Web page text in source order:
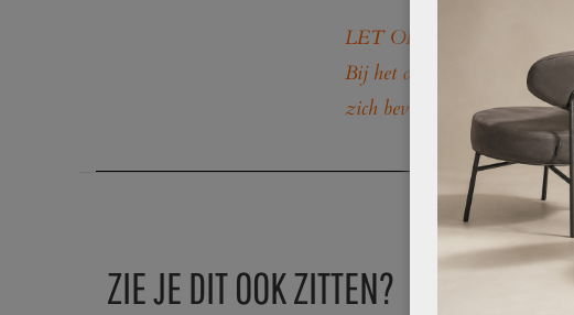
LET OP!! Op
Bij het ongezien kopen of
zich bevindt.
ZIE JE DIT OOK ZITTEN?